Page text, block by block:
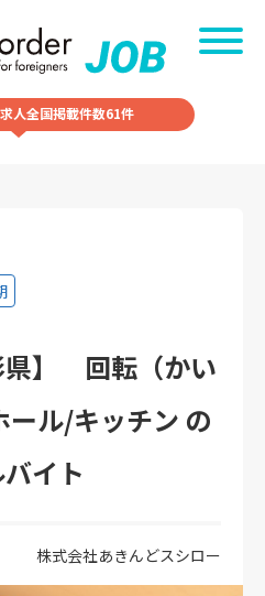
人全国掲載件数61件
県】 回転（かい
ル/キッチン の
イト
株式会社あきんどスシロー